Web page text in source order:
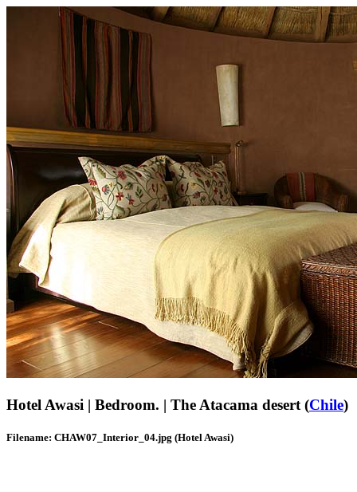
Hotel Awasi | Bedroom. | The Atacama desert (Chile)
Filename: CHAW07_Interior_04.jpg (Hotel Awasi)